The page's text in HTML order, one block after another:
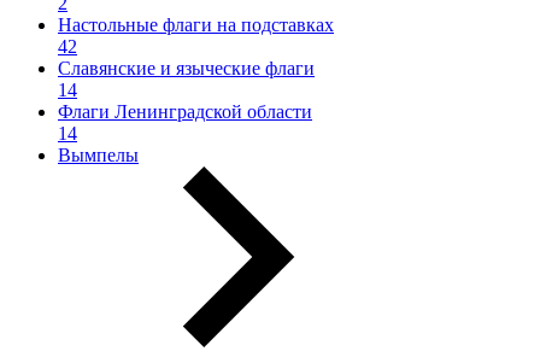
Настольные флаги на подставках
42
Славянские и языческие флаги
14
Флаги Ленинградской области
14
Вымпелы